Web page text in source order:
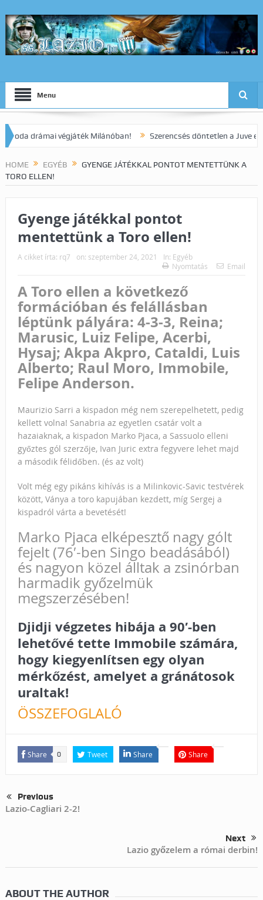
Menu
drámai végjáték Milánóban! Szerencsés döntetlen a Juve elleni
HOME EGYÉB
GYENGE JÁTÉKKAL PONTOT MENTETTÜNK A
TORO ELLEN!
Gyenge játékkal pontot
mentettünk a Toro ellen!
A cikket írta: rq7 on: szeptember 24, 2021 In: Egyéb
Nyomtatás
Email
A Toro ellen a következő
formációban és felállásban
léptünk pályára: 4-3-3, Reina;
Marusic, Luiz Felipe, Acerbi,
Hysaj; Akpa Akpro, Cataldi, Luis
Alberto; Raul Moro, Immobile,
Felipe Anderson.
Maurizio Sarri a kispadon még nem szerepelhetett, pedig
kellett volna! Sanabria az egyetlen csatár volt a
hazaiaknak, a kispadon Marko Pjaca, a Sassuolo elleni
győztes gól szerzője, Ivan Juric extra fegyvere lehet majd
a második félidőben. (és az volt)
Volt még egy pikáns kihívás is a Milinkovic-Savic testvérek
között, Ványa a toro kapujában kezdett, míg Sergej a
kispadról várta a bevetését!
Marko Pjaca elképesztő nagy gólt
fejelt (76′-ben Singo beadásából)
és nagyon közel álltak a zsinórban
harmadik győzelmük
megszerzésében!
Djidji végzetes hibája a 90′-ben
lehetővé tette Immobile számára,
hogy kiegyenlítsen egy olyan
mérkőzést, amelyet a gránátosok
uraltak!
ÖSSZEFOGLALÓ
Share 0 Tweet Share Share
Previous
Lazio-Cagliari 2-2!
Next
Lazio győzelem a római derbin!
ABOUT THE AUTHOR